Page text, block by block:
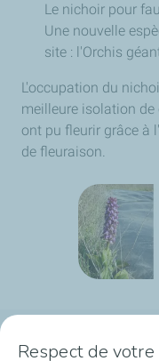
Le nichoir pour
Une nouvelle
site : l'Orchis
L'occupation du
meilleure isolation de
ont pu fleurir grâce à
de fleuraison.
Plateforme de
Respect de